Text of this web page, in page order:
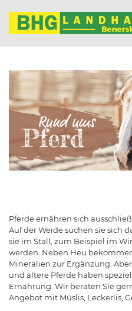
Pferde ernähren sich
Auf der Weide suchen sie sich
sie im Stall, zum Beispiel im
werden. Neben Heu
Mineralien zur Ergänzung.
und ältere Pferde haben
Ernährung. Wir beraten Sie
Angebot mit Müslis, Leckerlis,